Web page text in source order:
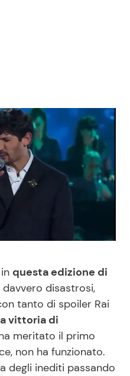
Cucina e Ricette
Consigli di Cucina
Le Ricette in TV
Primi Piatti
Ricette Facili e Veloci
questa edizione di
disastrosi,
tanto di spoiler Rai
vittoria di
meritato il primo
non ha funzionato.
degli inediti passando